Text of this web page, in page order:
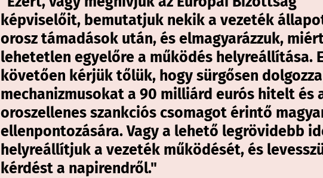
képviselőit, bemutatjuk nekik a vezeték
orosz támadások után, és elmagyarázzuk,
lehetetlen egyelőre a működés helyreállítása.
követően kérjük tőlük, hogy sürgősen
mechanizmusokat a 90 milliárd eurós hitelt és
oroszellenes szankciós csomagot érintő
ellenpontozására. Vagy a lehető legrövidebb
helyreállítjuk a vezeték működését, és
kérdést a napirendről."